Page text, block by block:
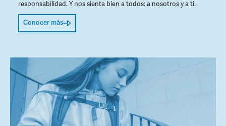
responsabilidad. Y nos sienta bien a todos: a nosotros y a ti.
Conocer más